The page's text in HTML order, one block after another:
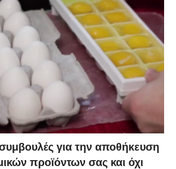
για την αποθήκευση
προϊόντων σας και όχι